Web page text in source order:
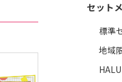
セット
標準
地域